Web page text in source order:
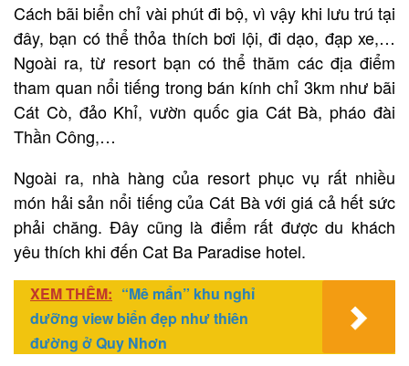
Cách bãi biển chỉ vài phút đi bộ, vì vậy khi lưu trú tại
đây, bạn có thể thỏa thích bơi lội, đi dạo, đạp xe,…
Ngoài ra, từ resort bạn có thể thăm các địa điểm
tham quan nổi tiếng trong bán kính chỉ 3km như bãi
Cát Cò, đảo Khỉ, vườn quốc gia Cát Bà, pháo đài
Thần Công,…
Ngoài ra, nhà hàng của resort phục vụ rất nhiều
món hải sản nổi tiếng của Cát Bà với giá cả hết sức
phải chăng. Đây cũng là điểm rất được du khách
yêu thích khi đến Cat Ba Paradise hotel.
XEM THÊM: “Mê mẩn” khu nghỉ
dưỡng view biển đẹp như thiên
đường ở Quy Nhơn